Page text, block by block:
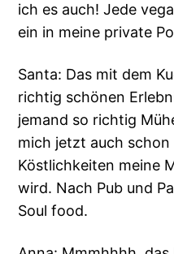
ich es auch! Jede
ein in meine private
Santa: Das mit dem
richtig schönen
jemand so richtig
mich jetzt auch
Köstlichkeiten meine
wird. Nach Pub und
Soul food.